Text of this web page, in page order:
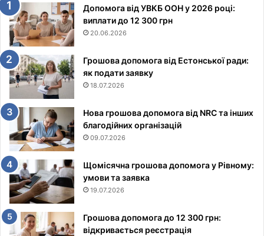
Допомога від УВКБ ООН у 2026 році:
виплати до 12 300 грн
20.06.2026
Грошова допомога від Естонської ради:
як подати заявку
18.07.2026
Нова грошова допомога від NRC та інших
благодійних організацій
09.07.2026
Щомісячна грошова допомога у Рівному:
умови та заявка
19.07.2026
Грошова допомога до 12 300 грн:
відкривається реєстрація